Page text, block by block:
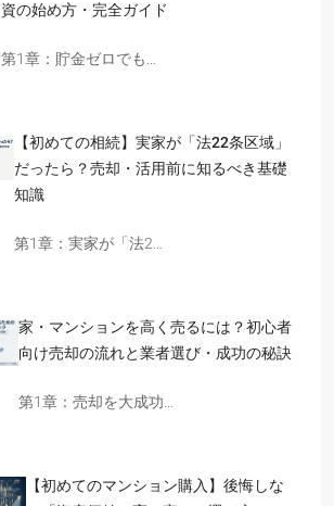
資の始め方・完全ガイド
第1章：貯金ゼロでも…
【初めての相続】実家が「法22条区域」
だったら？売却・活用前に知るべき基礎
知識
第1章：実家が「法2…
家・マンションを高く売るには？初心者
向け売却の流れと業者選び・成功の秘訣
第1章：売却を大成功…
【初めてのマンション購入】後悔しな